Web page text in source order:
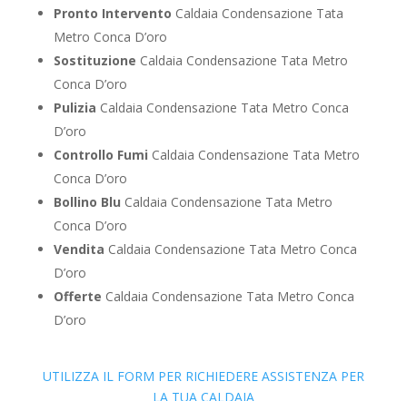
Pronto Intervento Caldaia Condensazione Tata
Metro Conca D’oro
Sostituzione Caldaia Condensazione Tata Metro
Conca D’oro
Pulizia Caldaia Condensazione Tata Metro Conca
D’oro
Controllo Fumi Caldaia Condensazione Tata Metro
Conca D’oro
Bollino Blu Caldaia Condensazione Tata Metro
Conca D’oro
Vendita Caldaia Condensazione Tata Metro Conca
D’oro
Offerte Caldaia Condensazione Tata Metro Conca
D’oro
UTILIZZA IL FORM PER RICHIEDERE ASSISTENZA PER
LA TUA CALDAIA